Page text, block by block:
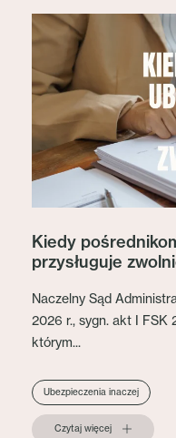
Kiedy
przysługuje
Naczelny Sąd
2026 r., sygn. akt I FSK
którym...
Ubezpieczenia inaczej
Czytaj więcej